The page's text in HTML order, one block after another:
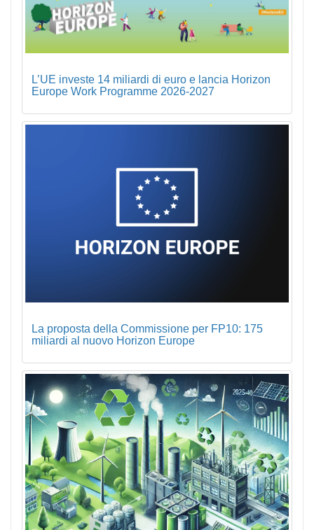
L’UE investe 14 miliardi di euro e lancia Horizon
Europe Work Programme 2026-2027
La proposta della Commissione per FP10: 175
miliardi al nuovo Horizon Europe